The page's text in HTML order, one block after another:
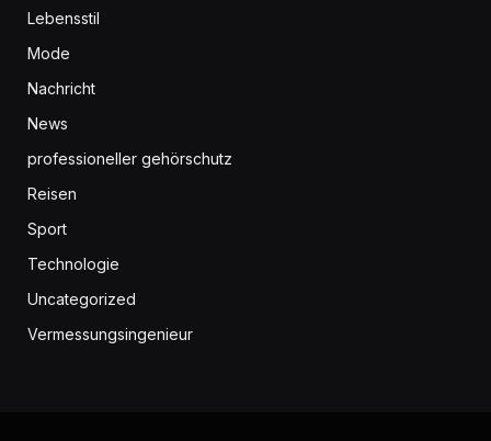
Lebensstil
Mode
Nachricht
News
professioneller gehörschutz
Reisen
Sport
Technologie
Uncategorized
Vermessungsingenieur